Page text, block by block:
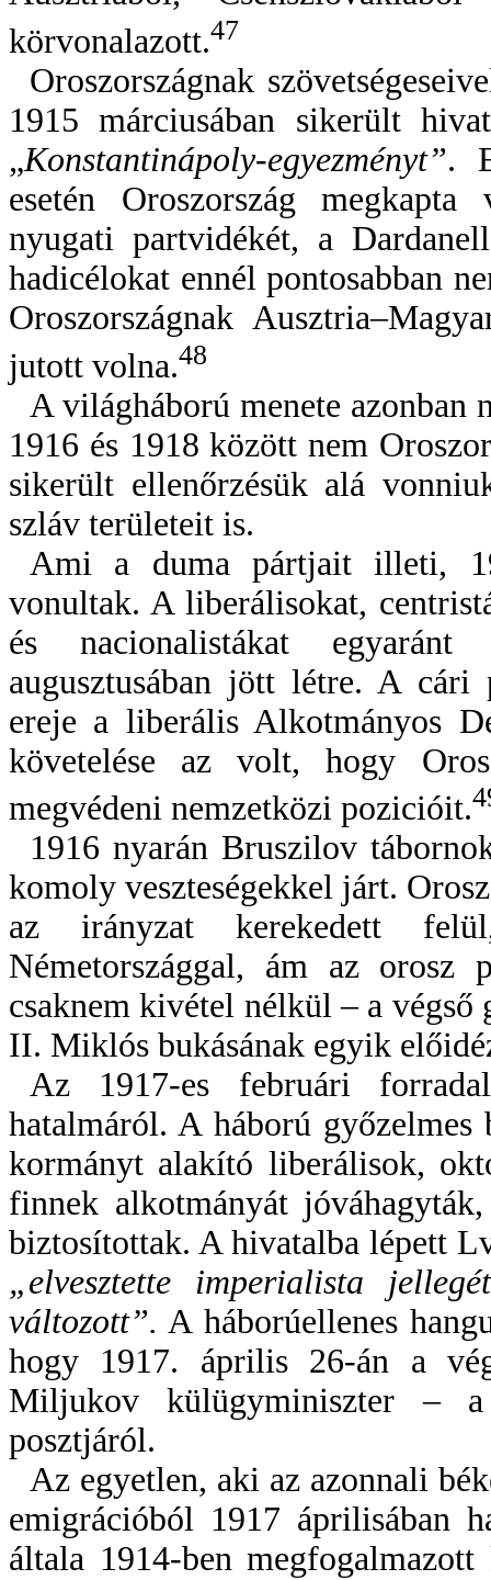
körvonalazott.47
Oroszországnak
1915 márciusában sikerült
„Konstantinápoly-egyezményt”.
esetén Oroszország
nyugati partvidékét, a
hadicélokat ennél pontosabban
Oroszországnak
jutott volna.48
A világháború menete azonban
1916 és 1918 között nem
sikerült ellenőrzésük alá
szláv területeit is.
Ami a duma pártjait illeti,
vonultak. A liberálisokat,
és nacionalistákat
augusztusában jött létre. A
ereje a liberális Alkotmányos
követelése az volt, hogy
megvédeni nemzetközi pozicióit.
1916 nyarán Bruszilov
komoly veszteségekkel járt.
az irányzat kerekedett
Németországgal, ám az orosz
csaknem kivétel nélkül – a
II. Miklós bukásának egyik
Az 1917-es februári
hatalmáról. A háború győzelmes
kormányt alakító liberálisok,
finnek alkotmányát
biztosítottak. A hivatalba lépett
„elvesztette imperialista
változott”. A háborúellenes
hogy 1917. április 26-án a
Miljukov külügyminiszter – a
posztjáról.
Az egyetlen, aki az azonnali
emigrációból 1917 áprilisában
általa 1914-ben